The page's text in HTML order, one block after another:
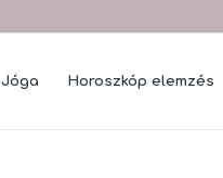
Jóga Horoszkóp elemzés